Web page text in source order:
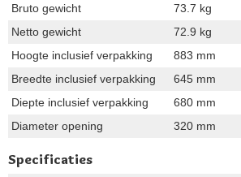
Bruto gewicht
73.7 kg
Netto gewicht
72.9 kg
Hoogte inclusief verpakking
883 mm
Breedte inclusief verpakking
645 mm
Diepte inclusief verpakking
680 mm
Diameter opening
320 mm
Specificaties